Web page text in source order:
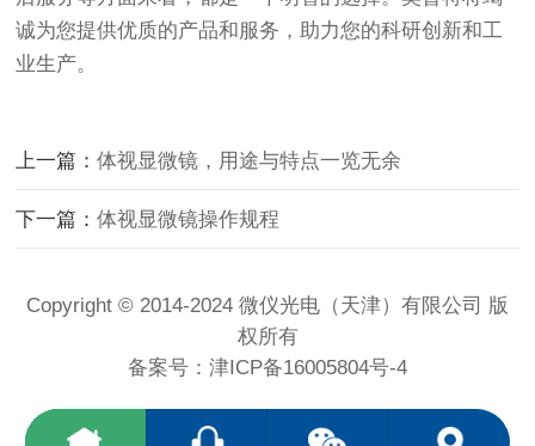
诚为您提供优质的产品和服务，助力您的科研创新和工
业生产。
上一篇：体视显微镜，用途与特点一览无余
下一篇：体视显微镜操作规程
Copyright © 2014-2024 微仪光电（天津）有限公司 版
权所有
备案号： 津ICP备16005804号-4